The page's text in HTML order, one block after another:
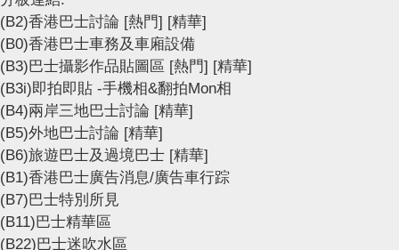
(B2)香港巴士討論 [熱門] [精華]
(B0)香港巴士車務及車廂設備
(B3)巴士攝影作品貼圖區 [熱門] [精華]
(B3i)即拍即貼 -手機相&翻拍Mon相
(B4)兩岸三地巴士討論 [精華]
(B5)外地巴士討論 [精華]
(B6)旅遊巴士及過境巴士 [精華]
(B1)香港巴士廣告消息/廣告車行踪
(B7)巴士特別所見
(B11)巴士精華區
(B22)巴士迷吹水區